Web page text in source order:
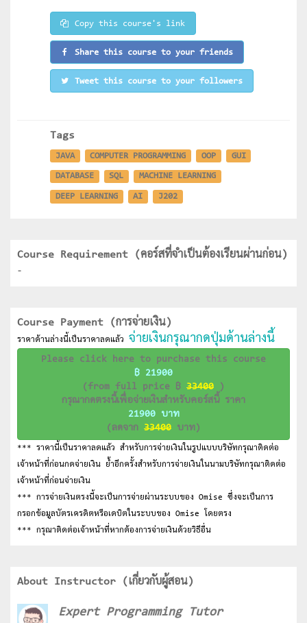
Copy this course's link
Share this course to your friends
Tweet this course to your followers
Tags
JAVA COMPUTER PROGRAMMING OOP GUI
DATABASE SQL MACHINE LEARNING
DEEP LEARNING AI J202
Course Requirement (คอร์สที่จำเป็นต้องเรียนผ่านก่อน)
-
Course Payment (การจ่ายเงิน)
ราคาด้านล่างนี้เป็นราคาลดแล้ว จ่ายเงินกรุณากดปุ่มด้านล่างนี้
Please click here to purchase this course
฿ 21900
(from full price ฿ 33400 )
กรุณากดตรงนี้เพื่อจ่ายเงินสำหรับคอร์สนี้ ราคา
21900 บาท
(ลดจาก 33400 บาท)
*** ราคานี้เป็นราคาลดแล้ว สำหรับการจ่ายเงินในรูปแบบบริษัทกรุณาติดต่อ
เจ้าหน้าที่ก่อนกดจ่ายเงิน ย้ำอีกครั้งสำหรับการจ่ายเงินในนามบริษัทกรุณาติดต่อ
เจ้าหน้าที่ก่อนจ่ายเงิน
*** การจ่ายเงินตรงนี้จะเป็นการจ่ายผ่านระบบของ Omise ซึ่งจะเป็นการ
กรอกข้อมูลบัตรเครดิตหรือเดบิตในระบบของ Omise โดยตรง
*** กรุณาติดต่อเจ้าหน้าที่หากต้องการจ่ายเงินด้วยวิธีอื่น
About Instructor (เกี่ยวกับผู้สอน)
Expert Programming Tutor